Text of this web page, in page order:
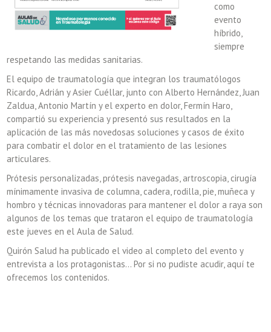
como
evento
híbrido,
siempre
respetando las medidas sanitarias.
El equipo de traumatología que integran los traumatólogos
Ricardo, Adrián y Asier Cuéllar, junto con Alberto Hernández, Juan
Zaldua, Antonio Martín y el experto en dolor, Fermín Haro,
compartió su experiencia y presentó sus resultados en la
aplicación de las más novedosas soluciones y casos de éxito
para combatir el dolor en el tratamiento de las lesiones
articulares.
Prótesis personalizadas, prótesis navegadas, artroscopia, cirugía
mínimamente invasiva de columna, cadera, rodilla, pie, muñeca y
hombro y técnicas innovadoras para mantener el dolor a raya son
algunos de los temas que trataron el equipo de traumatología
este jueves en el Aula de Salud.
Quirón Salud ha publicado el video al completo del evento y
entrevista a los protagonistas… Por si no pudiste acudir, aquí te
ofrecemos los contenidos.